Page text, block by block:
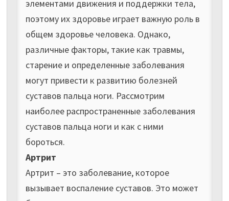
элементами движения и поддержки тела,
поэтому их здоровье играет важную роль в
общем здоровье человека. Однако,
различные факторы, такие как травмы,
старение и определенные заболевания
могут привести к развитию болезней
суставов пальца ноги. Рассмотрим
наиболее распространенные заболевания
суставов пальца ноги и как с ними
бороться.
Артрит
Артрит – это заболевание, которое
вызывает воспаление суставов. Это может